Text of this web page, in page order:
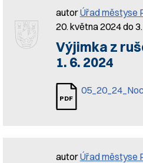
autorÚřad městyse
20. května 2024 do
Výjimka z
1. 6. 2024
autorÚřad městyse